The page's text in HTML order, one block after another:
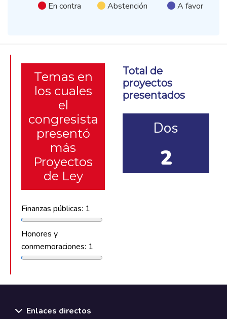
En contra Abstención A favor
Temas en
los cuales
el
congresista
presentó
más
Proyectos
de Ley
Finanzas públicas: 1
Honores y
conmemoraciones: 1
Total de
proyectos
presentados
Dos
2
Enlaces directos